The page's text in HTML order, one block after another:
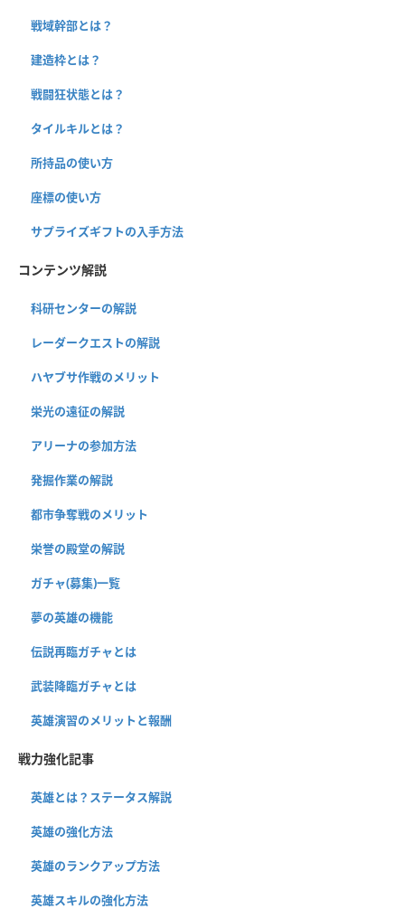
戦域幹部とは？
建造枠とは？
戦闘狂状態とは？
タイルキルとは？
所持品の使い方
座標の使い方
サプライズギフトの入手方法
コンテンツ解説
科研センターの解説
レーダークエストの解説
ハヤブサ作戦のメリット
栄光の遠征の解説
アリーナの参加方法
発掘作業の解説
都市争奪戦のメリット
栄誉の殿堂の解説
ガチャ(募集)一覧
夢の英雄の機能
伝説再臨ガチャとは
武装降臨ガチャとは
英雄演習のメリットと報酬
戦力強化記事
英雄とは？ステータス解説
英雄の強化方法
英雄のランクアップ方法
英雄スキルの強化方法